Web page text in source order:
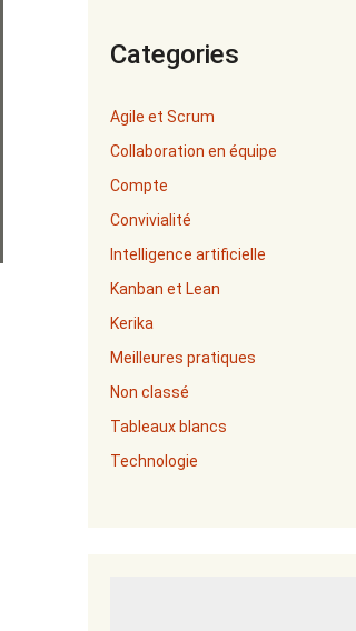
Categories
Agile et Scrum
Collaboration en équipe
Compte
Convivialité
Intelligence artificielle
Kanban et Lean
Kerika
Meilleures pratiques
Non classé
Tableaux blancs
Technologie